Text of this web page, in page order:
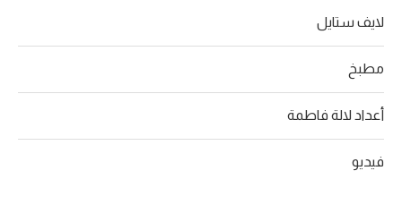
لايف ستايل
مطبخ
أعداد لالة فاطمة
فيديو